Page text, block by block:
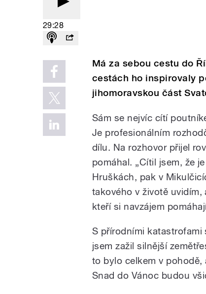
29:28
Má za sebou cestu do
cestách ho inspirovaly
jihomoravskou část
Sám se nejvíc cítí
Je profesionálním
dílu. Na rozhovor přijel
pomáhal. „Cítil jsem, že
Hruškách, pak v
takového v životě
kteří si navzájem
S přírodními katastrofami
jsem zažil silnější
to bylo celkem v pohodě,
Snad do Vánoc budou